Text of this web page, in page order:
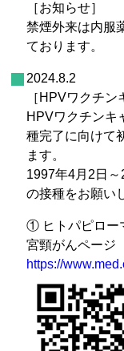
［お知らせ］
禁煙外来は内服
ております。
2024.8.2
［HPVワクチン
HPVワクチンキ
種完了に向けて
ます。
1997年4月2日
の接種をお願い
① ヒトパピロー
宮頸がんページ
https://